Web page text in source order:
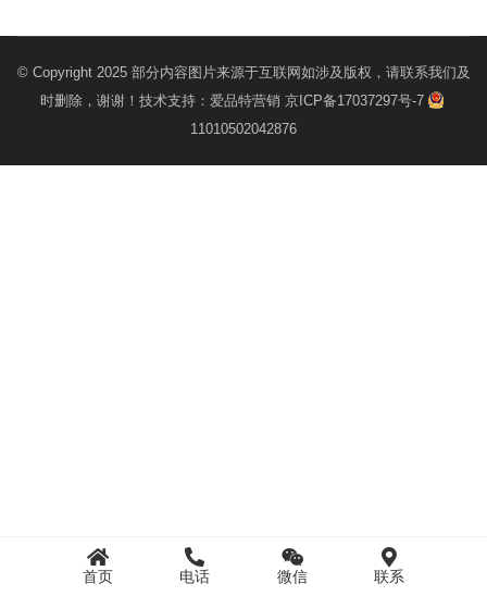
© Copyright 2025 部分内容图片来源于互联网如涉及版权，请联系我们及
时删除，谢谢！技术支持： 爱品特营销 京ICP备17037297号-7
11010502042876
首页 电话 微信 联系